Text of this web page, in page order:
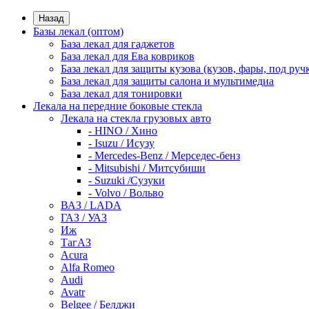
Назад
Базы лекал (оптом)
База лекал для гаджетов
База лекал для Ева ковриков
База лекал для защиты кузова (кузов, фары, под
База лекал для защиты салона и мультимедиа
База лекал для тонировки
Лекала на передние боковые стекла
Лекала на стекла грузовых авто
- HINO / Хино
- Isuzu / Исузу
- Mercedes-Benz / Мерседес-бенз
- Mitsubishi / Митсубиши
- Suzuki /Сузуки
- Volvo / Вольво
ВАЗ / LADA
ГАЗ / УАЗ
Иж
ТагАЗ
Acura
Alfa Romeo
Audi
Avatr
Belgee / Белджи